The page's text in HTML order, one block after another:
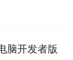
脑开发者版